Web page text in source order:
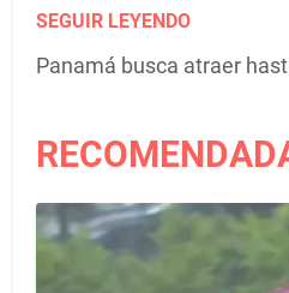
SEGUIR LEYENDO
Panamá busca atraer